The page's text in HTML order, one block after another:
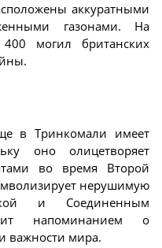
аккуратными
газонами. На
могил британских
в Тринкомали имеет
оно олицетворяет
во время Второй
нерушимую
и Соединенным
напоминанием о
важности мира.